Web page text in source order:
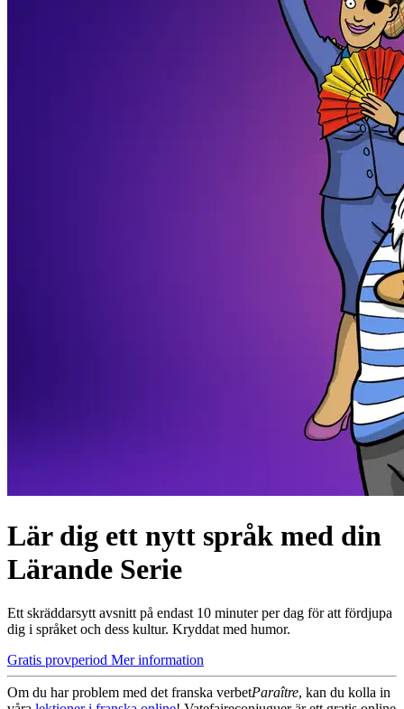
Lär dig ett nytt språk med din
Lärande Serie
Ett skräddarsytt avsnitt på endast 10 minuter per dag för att fördjupa
dig i språket och dess kultur. Kryddat med humor.
Gratis provperiod Mer information
Om du har problem med det franska verbetParaître, kan du kolla in